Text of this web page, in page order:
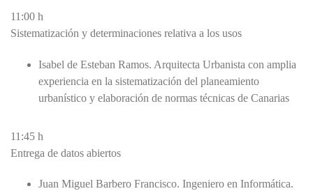
11:00 h
Sistematización y determinaciones relativa a los usos
Isabel de Esteban Ramos. Arquitecta Urbanista con amplia
experiencia en la sistematización del planeamiento
urbanístico y elaboración de normas técnicas de Canarias
11:45 h
Entrega de datos abiertos
Juan Miguel Barbero Francisco. Ingeniero en Informática.